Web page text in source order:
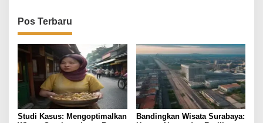
Pos Terbaru
Studi Kasus: Mengoptimalkan
Bandingkan Wisata Surabaya: